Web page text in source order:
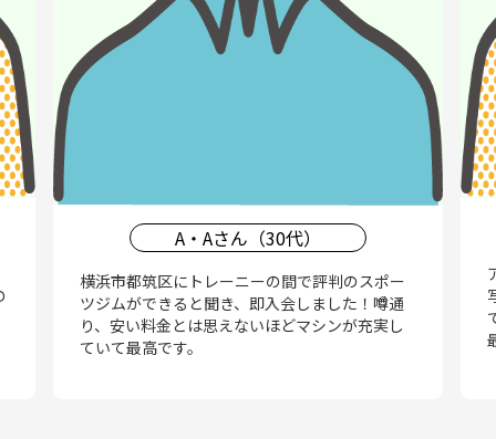
A・Aさん（30代）
横浜市都筑区にトレーニーの間で評判のスポー
ツジムができると聞き、即入会しました！噂通
り、安い料金とは思えないほどマシンが充実し
ていて最高です。